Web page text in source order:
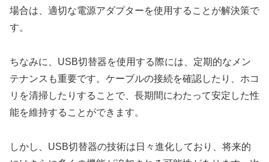
場合は、適切な電源アダプターを使用することが解決策で
す。
ちなみに、USB切替器を使用する際には、定期的なメン
テナンスも重要です。ケーブルの接続を確認したり、ホコ
リを清掃したりすることで、長期間にわたって安定した性
能を維持することができます。
しかし、USB切替器の技術は日々進化しており、将来的